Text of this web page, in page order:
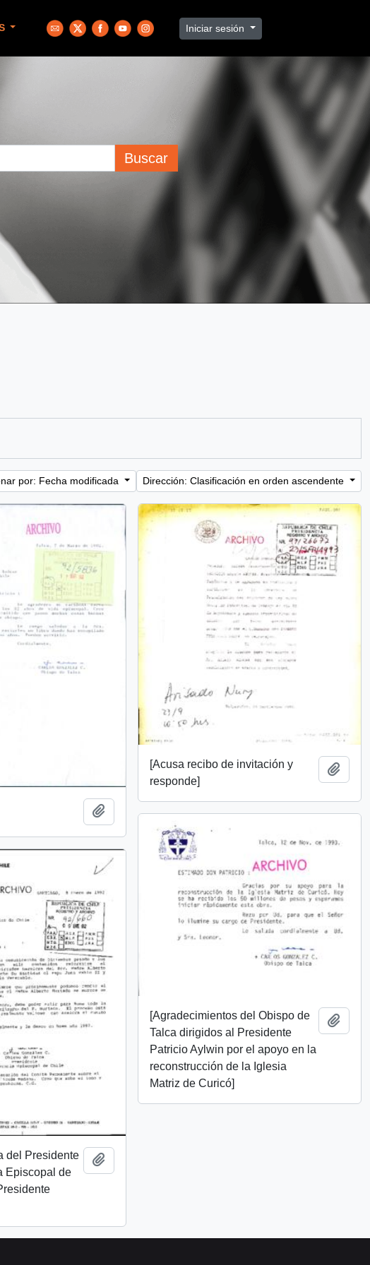
Iniciar sesión
Buscar
por: Fecha modificada Dirección: Clasificación en orden ascendente
Añadir al portapapeles
[Acusa recibo de invitación y
responde]
[Agradecimientos del Obispo de
Talca dirigidos al Presidente
Patricio Aylwin por el apoyo en la
reconstrucción de la Iglesia
Matriz de Curicó]
del Presidente
Episcopal de
Añadir al portapapeles